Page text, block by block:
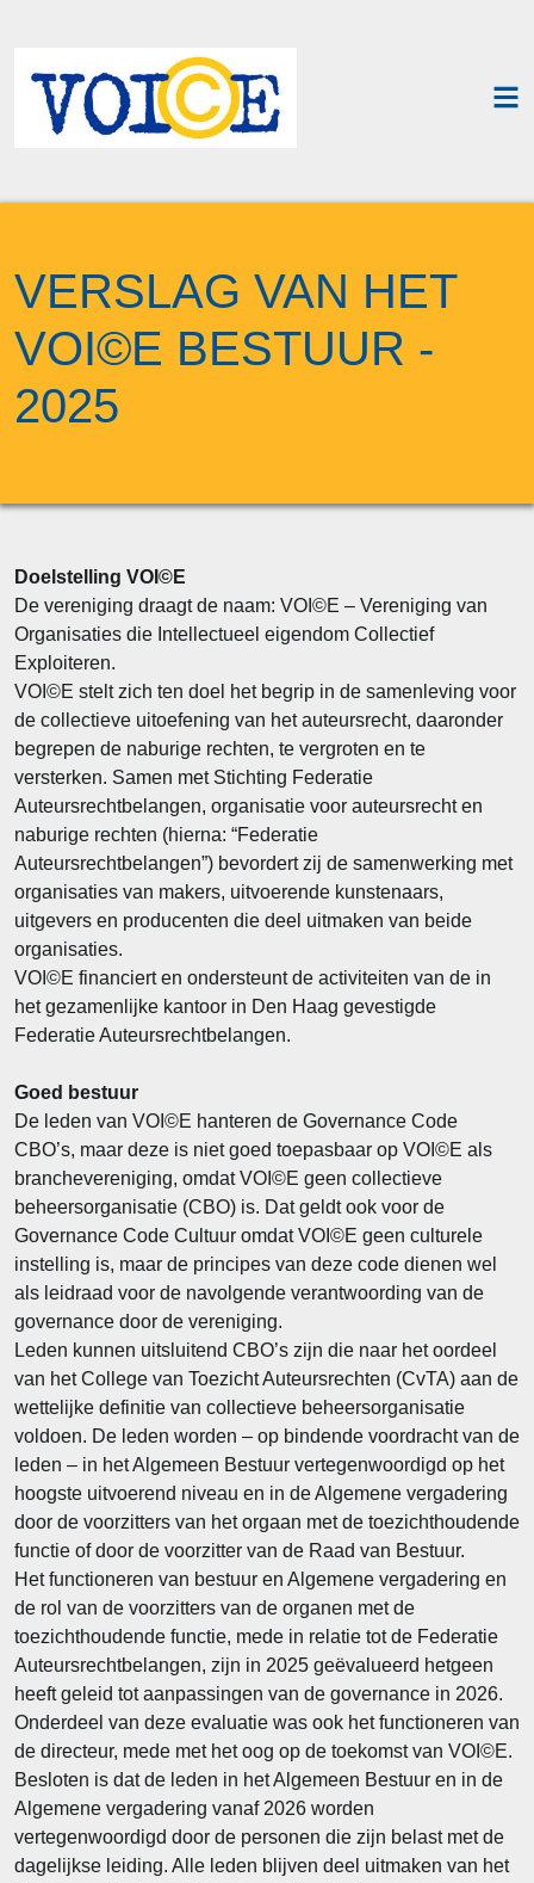
VERSLAG VAN HET
VOI©E BESTUUR -
2025
Doelstelling VOI©E
De vereniging draagt de naam: VOI©E – Vereniging van
Organisaties die Intellectueel eigendom Collectief
Exploiteren.
VOI©E stelt zich ten doel het begrip in de samenleving voor
de collectieve uitoefening van het auteursrecht, daaronder
begrepen de naburige rechten, te vergroten en te
versterken. Samen met Stichting Federatie
Auteursrechtbelangen, organisatie voor auteursrecht en
naburige rechten (hierna: “Federatie
Auteursrechtbelangen”) bevordert zij de samenwerking met
organisaties van makers, uitvoerende kunstenaars,
uitgevers en producenten die deel uitmaken van beide
organisaties.
VOI©E financiert en ondersteunt de activiteiten van de in
het gezamenlijke kantoor in Den Haag gevestigde
Federatie Auteursrechtbelangen.
Goed bestuur
De leden van VOI©E hanteren de Governance Code
CBO’s, maar deze is niet goed toepasbaar op VOI©E als
branchevereniging, omdat VOI©E geen collectieve
beheersorganisatie (CBO) is. Dat geldt ook voor de
Governance Code Cultuur omdat VOI©E geen culturele
instelling is, maar de principes van deze code dienen wel
als leidraad voor de navolgende verantwoording van de
governance door de vereniging.
Leden kunnen uitsluitend CBO’s zijn die naar het oordeel
van het College van Toezicht Auteursrechten (CvTA) aan de
wettelijke definitie van collectieve beheersorganisatie
voldoen. De leden worden – op bindende voordracht van de
leden – in het Algemeen Bestuur vertegenwoordigd op het
hoogste uitvoerend niveau en in de Algemene vergadering
door de voorzitters van het orgaan met de toezichthoudende
functie of door de voorzitter van de Raad van Bestuur.
Het functioneren van bestuur en Algemene vergadering en
de rol van de voorzitters van de organen met de
toezichthoudende functie, mede in relatie tot de Federatie
Auteursrechtbelangen, zijn in 2025 geëvalueerd hetgeen
heeft geleid tot aanpassingen van de governance in 2026.
Onderdeel van deze evaluatie was ook het functioneren van
de directeur, mede met het oog op de toekomst van VOI©E.
Besloten is dat de leden in het Algemeen Bestuur en in de
Algemene vergadering vanaf 2026 worden
vertegenwoordigd door de personen die zijn belast met de
dagelijkse leiding. Alle leden blijven deel uitmaken van het